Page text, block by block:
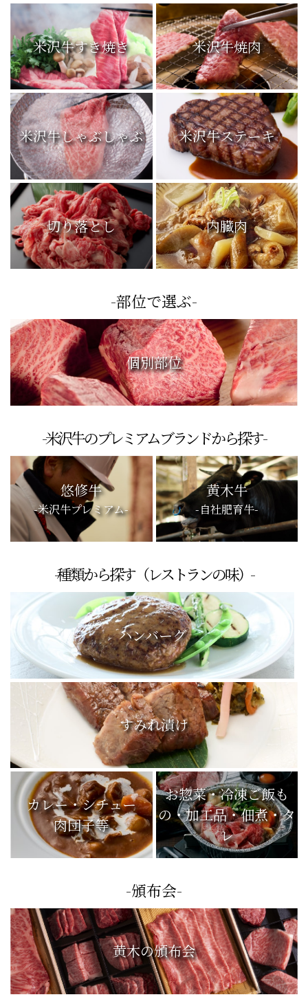
米沢牛すき焼き 米沢牛焼肉
米沢牛しゃぶしゃぶ 米沢牛ステーキ
切り落とし 内臓肉
-部位で選ぶ-
個別部位
-米沢牛のプレミアムブランドから探す-
悠修牛
-米沢牛プレミアム-
黄木牛
-自社肥育牛-
-種類から探す（レストランの味）-
ハンバーグ
すみれ漬け
カレー・シチュー
肉団子等
お惣菜・冷凍ご飯も
の・加工品・佃煮・タ
レ
-頒布会-
黄木の頒布会